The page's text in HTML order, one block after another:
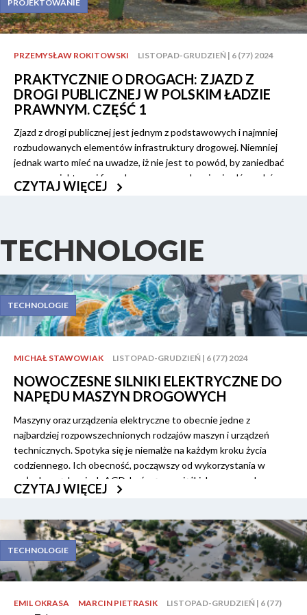
recesji gospodarczej może się okazać, że zapał Europejczyków do
zakupu aut elektrycznych nie tylko nie wzrośnie, ale sukcesywnie
ładowania elektryków ma szansę na realizację zgodnie z
PROJEKTOWANIE
PRZEMYSŁAW ROKITOWSKI LISTOPAD-GRUDZIEŃ | 6 (77) 2024
PRAKTYCZNIE O DROGACH: ZJAZD Z
DROGI PUBLICZNEJ W POLSKIM ŁADZIE
PRAWNYM. CZĘŚĆ 1
Zjazd z drogi publicznej jest jednym z podstawowych i najmniej
rozbudowanych elementów infrastruktury drogowej. Niemniej
jednak warto mieć na uwadze, iż nie jest to powód, by zaniedbać
proces projektowy i formalnoprawny w zakresie zjazdów z dróg
publicznych. Choć ustawa Prawo budowlane oraz inne ustawy i
budownictwa drogowego, to zawierają także zapisy regulujące
połączenie dróg publicznych z nieruchomościami sąsiednimi do
CZYTAJ WIĘCEJ
TECHNOLOGIE
TECHNOLOGIE
MICHAŁ STAWOWIAK LISTOPAD-GRUDZIEŃ | 6 (77) 2024
NOWOCZESNE SILNIKI ELEKTRYCZNE DO
NAPĘDU MASZYN DROGOWYCH
Maszyny oraz urządzenia elektryczne to obecnie jedne z
najbardziej rozpowszechnionych rodzajów maszyn i urządzeń
technicznych. Spotyka się je niemalże na każdym kroku życia
codziennego. Ich obecność, począwszy od wykorzystania w
małych urządzeniach AGD, kończąc na ciężkich maszynach
drogowych, jest niekwestionowana.
CZYTAJ WIĘCEJ
TECHNOLOGIE
EMIL OKRASA MARCIN PIETRASIK
LISTOPAD-GRUDZIEŃ | 6 (77)